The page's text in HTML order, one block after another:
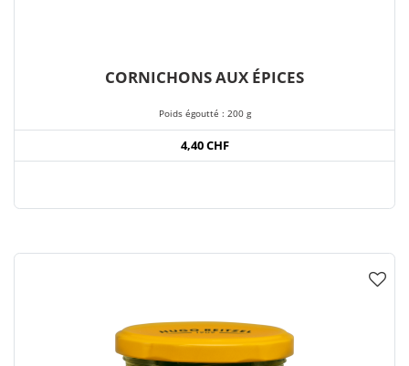
CORNICHONS AUX ÉPICES
Poids égoutté : 200 g
4,40 CHF